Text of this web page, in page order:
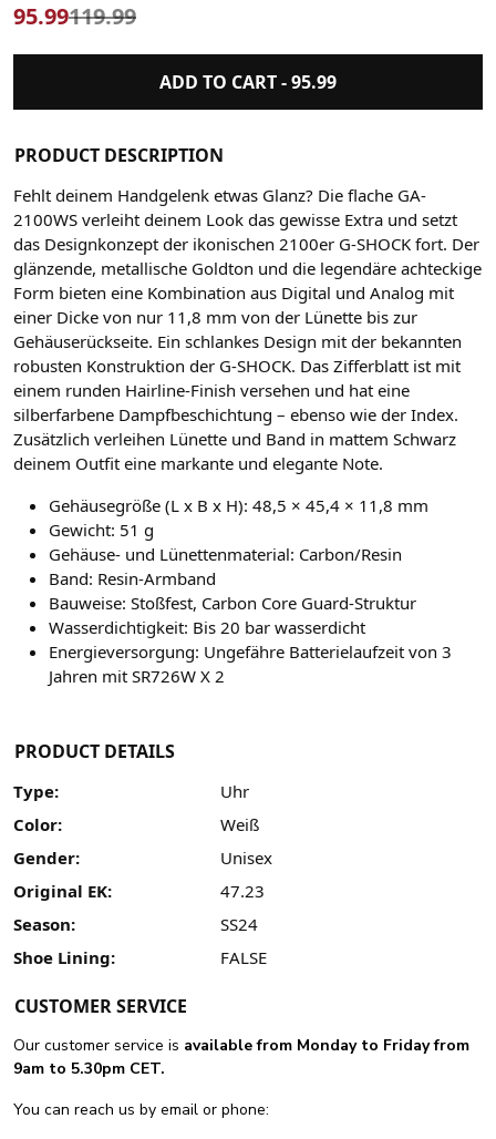
95.99119.99
ADD TO CART -95.99
PRODUCT DESCRIPTION
Fehlt deinem Handgelenk etwas Glanz? Die flache GA-
2100WS verleiht deinem Look das gewisse Extra und setzt
das Designkonzept der ikonischen 2100er G-SHOCK fort. Der
glänzende, metallische Goldton und die legendäre achteckige
Form bieten eine Kombination aus Digital und Analog mit
einer Dicke von nur 11,8 mm von der Lünette bis zur
Gehäuserückseite. Ein schlankes Design mit der bekannten
robusten Konstruktion der G-SHOCK. Das Zifferblatt ist mit
einem runden Hairline-Finish versehen und hat eine
silberfarbene Dampfbeschichtung – ebenso wie der Index.
Zusätzlich verleihen Lünette und Band in mattem Schwarz
deinem Outfit eine markante und elegante Note.
Gehäusegröße (L x B x H): 48,5 × 45,4 × 11,8 mm
Gewicht: 51 g
Gehäuse- und Lünettenmaterial: Carbon/Resin
Band: Resin-Armband
Bauweise: Stoßfest, Carbon Core Guard-Struktur
Wasserdichtigkeit: Bis 20 bar wasserdicht
Energieversorgung: Ungefähre Batterielaufzeit von 3
Jahren mit SR726W X 2
PRODUCT DETAILS
Type:
Uhr
Color:
Weiß
Gender:
Unisex
Original EK:
47.23
Season:
SS24
Shoe Lining:
FALSE
CUSTOMER SERVICE
Our customer service is available from Monday to Friday from
9am to 5.30pm CET.
You can reach us by email or phone: